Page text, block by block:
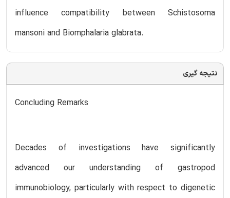
influence compatibility between Schistosoma
mansoni and Biomphalaria glabrata.
نتیجه گیری
Concluding Remarks
Decades of investigations have significantly
advanced our understanding of gastropod
immunobiology, particularly with respect to digenetic